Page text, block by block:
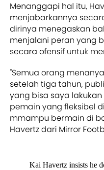
Menanggapi hal itu,
menjabarkannya
dirinya menegaskan
menjalani peran yang
secara ofensif untuk
"Semua orang
setelah tiga tahun,
yang bisa saya
pemain yang fleksibel
mmampu bermain di
Havertz dari Mirror
Kai Havertz insists he